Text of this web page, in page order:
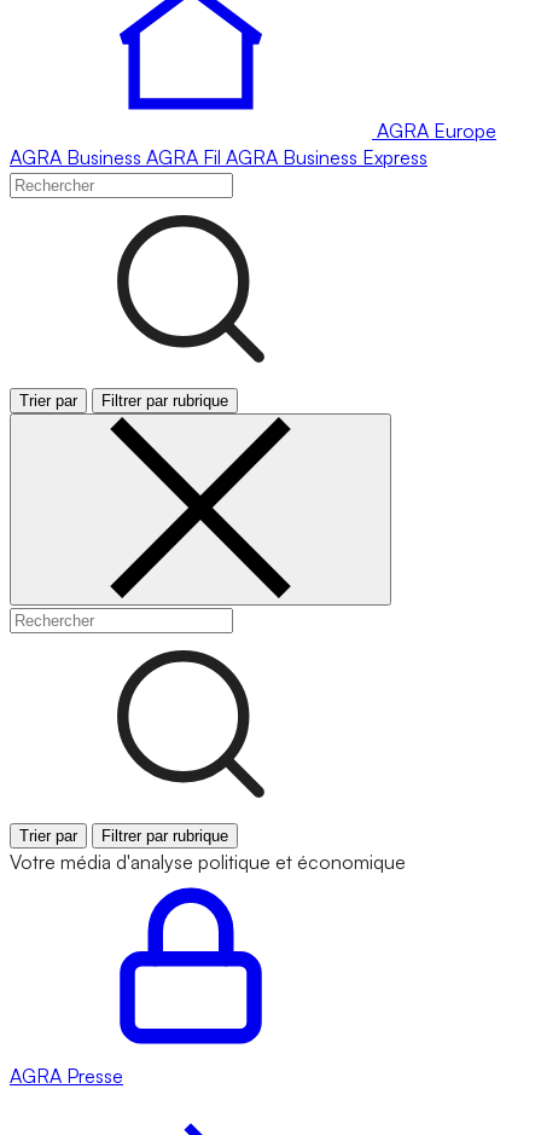
AGRA Europe
AGRA Business AGRA Fil AGRA Business Express
Trier par Filtrer par rubrique
Trier par Filtrer par rubrique
Votre média d'analyse politique et économique
AGRA Presse